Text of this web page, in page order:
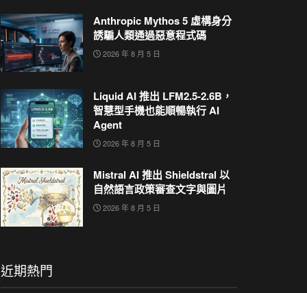
Anthropic Mythos 5 虛構身分
誘騙人類通過惡意程式碼
2026 年 8 月 5 日
Liquid AI 推出 LFM2.5-2.6B，
智慧型手機也能順暢執行 AI
Agent
2026 年 8 月 5 日
Mistral AI 推出 Shieldstral 以
自然語言政策審查文字與圖片
2026 年 8 月 5 日
近期熱門